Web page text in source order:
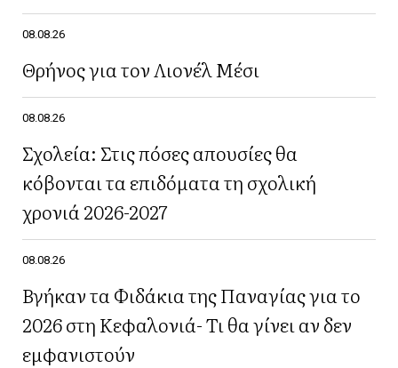
08.08.26
Θρήνος για τον Λιονέλ Μέσι
08.08.26
Σχολεία: Στις πόσες απουσίες θα
κόβονται τα επιδόματα τη σχολική
χρονιά 2026-2027
08.08.26
Βγήκαν τα Φιδάκια της Παναγίας για το
2026 στη Κεφαλονιά- Τι θα γίνει αν δεν
εμφανιστούν